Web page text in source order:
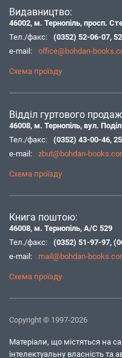
Видавництво:
46002, м. Тернопіль, просп.
Тел./факс:
(0352) 52-06-07,
e-mail:
office@bohdan-
Схема проїзду
Відділ гуртового
46008, м. Тернопіль, вул.
Тел./факс:
(0352) 43-00-46,
e-mail:
zbut@bohdan-
Схема проїзду
Книга поштою:
46008, м. Тернопіль, А/С 529
Тел./факс:
(0352) 51-97-97,
e-mail:
mail@bohdan-
Схема проїзду
Copyright © 1997-2026
Матеріали, що містяться на
інтелектуальну власність та